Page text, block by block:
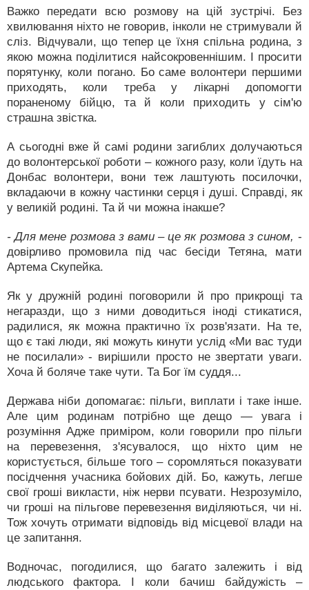
Важко передати всю розмову на цій зустрічі. Без
хвилювання ніхто не говорив, інколи не стримували й
сліз. Відчували, що тепер це їхня спільна родина, з
якою можна поділитися найсокровеннішим. І просити
порятунку, коли погано. Бо саме волонтери першими
приходять, коли треба у лікарні допомогти
пораненому бійцю, та й коли приходить у сім'ю
страшна звістка.
А сьогодні вже й самі родини загиблих долучаються
до волонтерської роботи – кожного разу, коли їдуть на
Донбас волонтери, вони теж лаштують посилочки,
вкладаючи в кожну частинки серця і душі. Справді, як
у великій родині. Та й чи можна інакше?
- Для мене розмова з вами – це як розмова з сином, -
довірливо промовила під час бесіди Тетяна, мати
Артема Скупейка.
Як у дружній родині поговорили й про прикрощі та
негаразди, що з ними доводиться іноді стикатися,
радилися, як можна практично їх розв'язати. На те,
що є такі люди, які можуть кинути услід «Ми вас туди
не посилали» - вирішили просто не звертати уваги.
Хоча й боляче таке чути. Та Бог їм суддя...
Держава ніби допомагає: пільги, виплати і таке інше.
Але цим родинам потрібно ще дещо — увага і
розуміння Адже приміром, коли говорили про пільги
на перевезення, з'ясувалося, що ніхто цим не
користується, більше того – соромляться показувати
посідчення учасника бойових дій. Бо, кажуть, легше
свої гроші викласти, ніж нерви псувати. Незрозуміло,
чи гроші на пільгове перевезення виділяються, чи ні.
Тож хочуть отримати відповідь від місцевої влади на
це запитання.
Водночас, погодилися, що багато залежить і від
людського фактора. І коли бачиш байдужість –